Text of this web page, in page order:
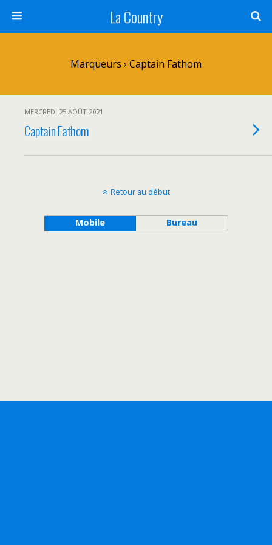
La Country
Marqueurs › Captain Fathom
MERCREDI 25 AOÛT 2021
Captain Fathom
Retour au début
Mobile Bureau